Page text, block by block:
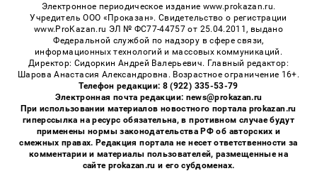
Электронное периодическое издание www.prokazan.ru.
Учредитель ООО «Проказан». Cвидетельство о регистрации
www.ProKazan.ru ЭЛ № ФС77-44757 от 25.04.2011, выдано
Федеральной службой по надзору в сфере связи,
информационных технологий и массовых коммуникаций.
Директор: Сидоркин Андрей Валерьевич. Главный редактор:
Шарова Анастасия Александровна. Возрастное ограничение 16+.
Телефон редакции: 8 (922) 335-53-79
Электронная почта редакции: news@prokazan.ru
При использовании материалов новостного портала prokazan.ru
гиперссылка на ресурс обязательна, в противном случае будут
применены нормы законодательства РФ об авторских и
смежных правах. Редакция портала не несет ответственности за
комментарии и материалы пользователей, размещенные на
сайте prokazan.ru и его субдоменах.